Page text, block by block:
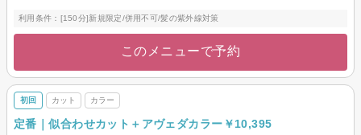
利用条件：[150分]新規限定/併用不可/髪の紫外線対策
このメニューで予約
初回 カット カラー
定番｜似合わせカット＋アヴェダカラー￥10,395